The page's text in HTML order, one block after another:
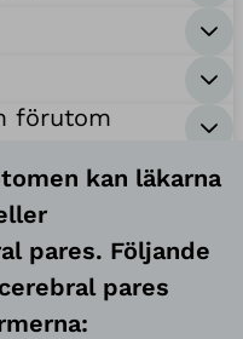
förutom
kan läkarna
pares. Följande
pares